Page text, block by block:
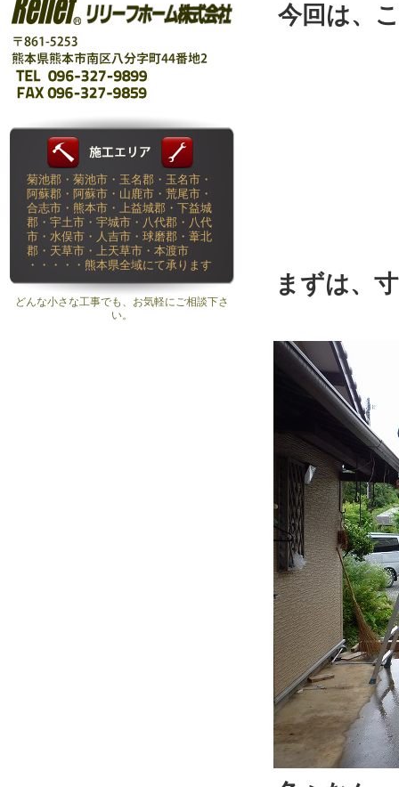
今回は、
まずは、
菊池郡・菊池市・玉名郡・玉名市・
阿蘇郡・阿蘇市・山鹿市・荒尾市・
合志市・熊本市・上益城郡・下益城
郡・宇土市・宇城市・八代郡・八代
市・水俣市・人吉市・球磨郡・葦北
郡・天草市・上天草市・本渡市
・・・・・熊本県全域にて承ります
どんな小さな工事でも、お気軽にご相談下さ
い。